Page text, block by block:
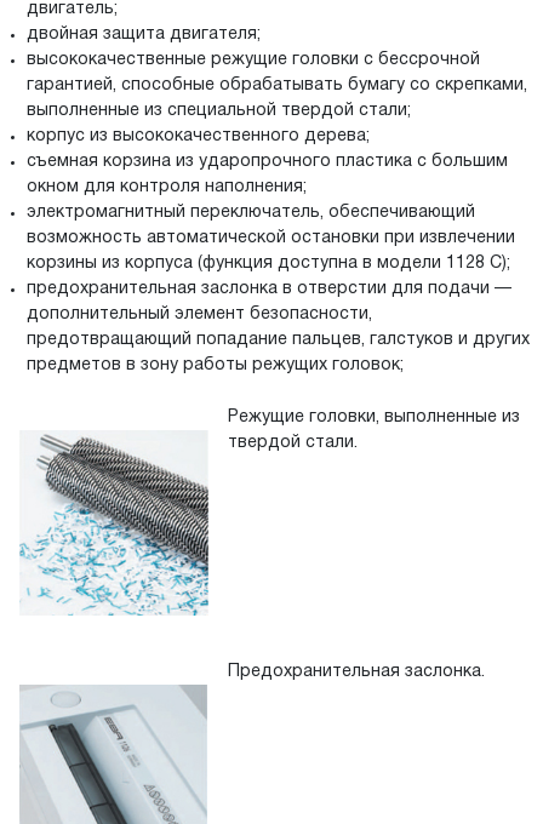
двигатель;
двойная защита двигателя;
высококачественные режущие головки с бессрочной
гарантией, способные обрабатывать бумагу со скрепками,
выполненные из специальной твердой стали;
корпус из высококачественного дерева;
съемная корзина из ударопрочного пластика с большим
окном для контроля наполнения;
электромагнитный переключатель, обеспечивающий
возможность автоматической остановки при извлечении
корзины из корпуса (функция доступна в модели 1128 C);
предохранительная заслонка в отверстии для подачи —
дополнительный элемент безопасности,
предотвращающий попадание пальцев, галстуков и других
предметов в зону работы режущих головок;
Режущие головки, выполненные из
твердой стали.
Предохранительная заслонка.